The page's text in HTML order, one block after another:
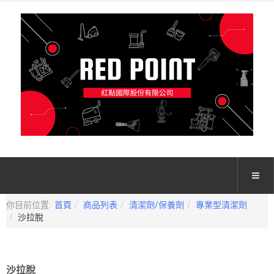
你目前位置: 首頁 商品列表 清潔劑/保養劑
專業型清潔劑
沙拉脫
沙拉脫